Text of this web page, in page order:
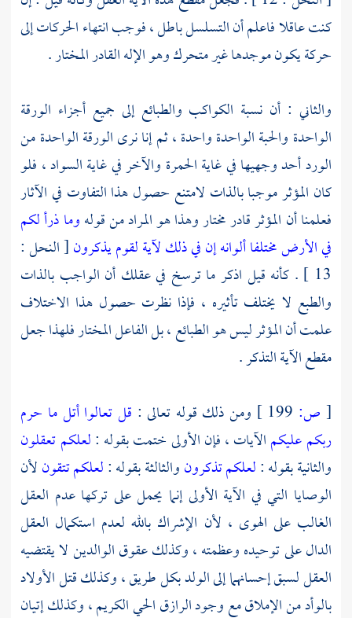
كنت عاقلا فاعلم أن التسلسل باطل ، فوجب انتهاء الحركات إلى
حركة يكون موجدها غير متحرك وهو الإله القادر المختار .
والثاني : أن نسبة الكواكب والطبائع إلى جميع أجزاء الورقة
الواحدة والحبة الواحدة واحدة ، ثم إنا نرى الورقة الواحدة من
الورد أحد وجهيها في غاية الحمرة والآخر في غاية السواد ، فلو
كان المؤثر موجبا بالذات لامتنع حصول هذا التفاوت في الآثار
فعلمنا أن المؤثر قادر مختار وهذا هو المراد من قولهوما ذرأ لكم
في الأرض مختلفا ألوانه إن في ذلك لآية لقوم يذكرون[ النحل :
13 ] . كأنه قيل اذكر ما ترسخ في عقلك أن الواجب بالذات
والطبع لا يختلف تأثيره ، فإذا نظرت حصول هذا الاختلاف
علمت أن المؤثر ليس هو الطبائع ، بل الفاعل المختار فلهذا جعل
مقطع الآية التذكر .
[ ص: ومن ذلك قوله تعالى : قل تعالوا أتل ما حرم
ربكم عليكمالآيات ، فإن الأولى ختمت بقوله :لعلكم تعقلون
والثانية بقوله :لعلكم تذكرونوالثالثة بقوله :لعلكم تتقونلأن
الوصايا التي في الآية الأولى إنما يحمل على تركها عدم العقل
الغالب على الهوى ، لأن الإشراك بالله لعدم استكمال العقل
الدال على توحيده وعظمته ، وكذلك عقوق الوالدين لا يقتضيه
العقل لسبق إحسانهما إلى الولد بكل طريق ، وكذلك قتل الأولاد
بالوأد من الإملاق مع وجود الرازق الحي الكريم ، وكذلك إتيان